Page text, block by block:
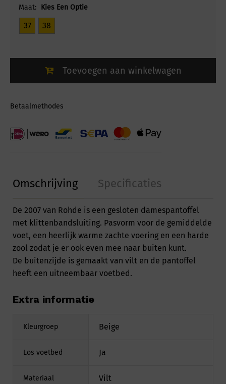
Maat: Kies Een Optie
37 38
Toevoegen aan winkelwagen
Betaalmethodes
Omschrijving Specificaties
De 2007 van Rohde is een gesloten damespantoffel
met klittenbandsluiting. Pasvorm voor de gemiddelde
voet, een heerlijk warme zachte voering en een harde
zool zodat je er ook even mee naar buiten kunt.
De buitenzijde is gemaakt van vilt en de pantoffel
heeft een uitneembaar voetbed.
Extra informatie
Kleurgroep Beige
Los voetbed Ja
Materiaal Vilt